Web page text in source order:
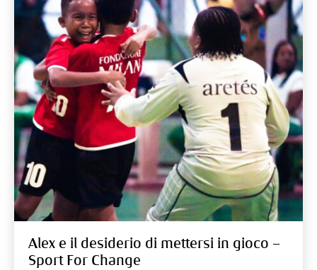
Alex e il desiderio di mettersi in gioco –
Sport For Change